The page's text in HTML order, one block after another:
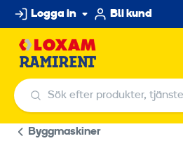
Hoppa
till
innehållet
Logga in Bli kund
Sök efter produkter, tjänster
Sök efter produkter, tjänster
Byggmaskiner